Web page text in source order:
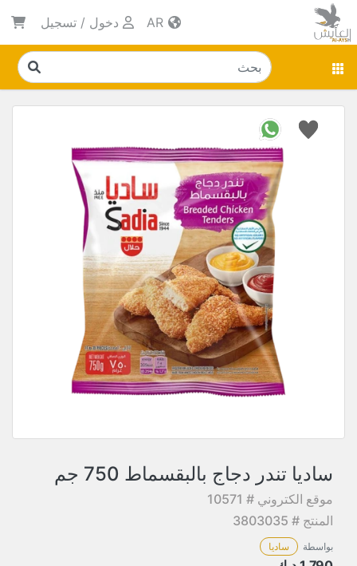
دخول / تسجيل
ساديا تندر دجاج بالبقسماط 750 جم
موقع الكتروني # 10571
المنتج # 3803035
بواسطة ساديا